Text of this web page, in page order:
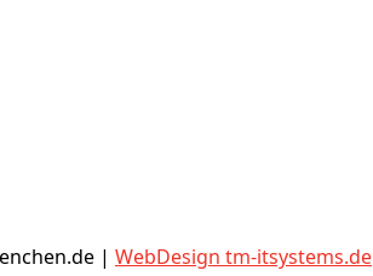
| WebDesign tm-itsystems.de